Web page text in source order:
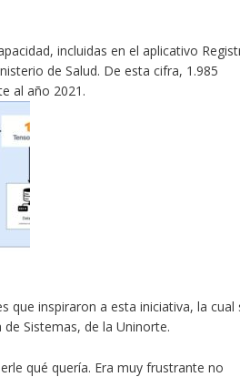
incluidas en el aplicativo
de Salud. De esta cifra, 1.985
al año 2021.
que inspiraron a esta iniciativa, la cual
Sistemas, de la Uninorte.
qué quería. Era muy frustrante no